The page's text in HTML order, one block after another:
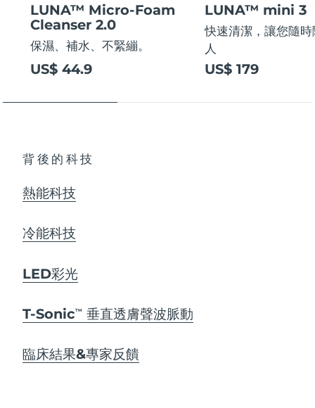
LUNA™ Micro-Foam
Cleanser 2.0
保濕、補水、不緊繃。
US$ 44.9
LUNA™ mini 3
快速清潔，讓您隨
人
US$ 179
背後的科技
熱能科技
冷能科技
LED彩光
T-SonicTM 垂直透膚聲波脈動
臨床結果&專家反饋